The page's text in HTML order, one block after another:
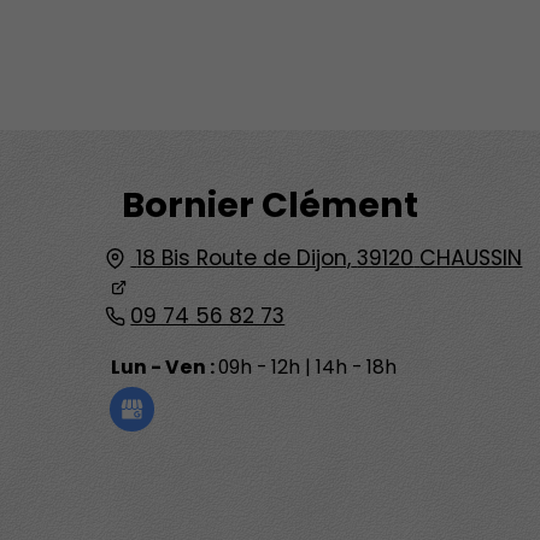
Bornier Clément
18 Bis Route de Dijon, 39120 CHAUSSIN
09 74 56 82 73
Lun - Ven :09h - 12h | 14h - 18h